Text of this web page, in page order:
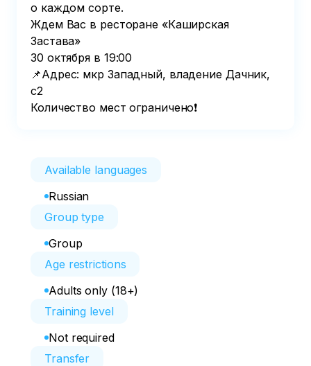
о каждом сорте.
Ждем Вас в ресторане «Каширская
Застава»
30 октября в 19:00
📌Адрес: мкр Западный, владение Дачник,
с2
Количество мест ограничено❗️
Available languages
Russian
Group type
Group
Age restrictions
Adults only (18+)
Training level
Not required
Transfer